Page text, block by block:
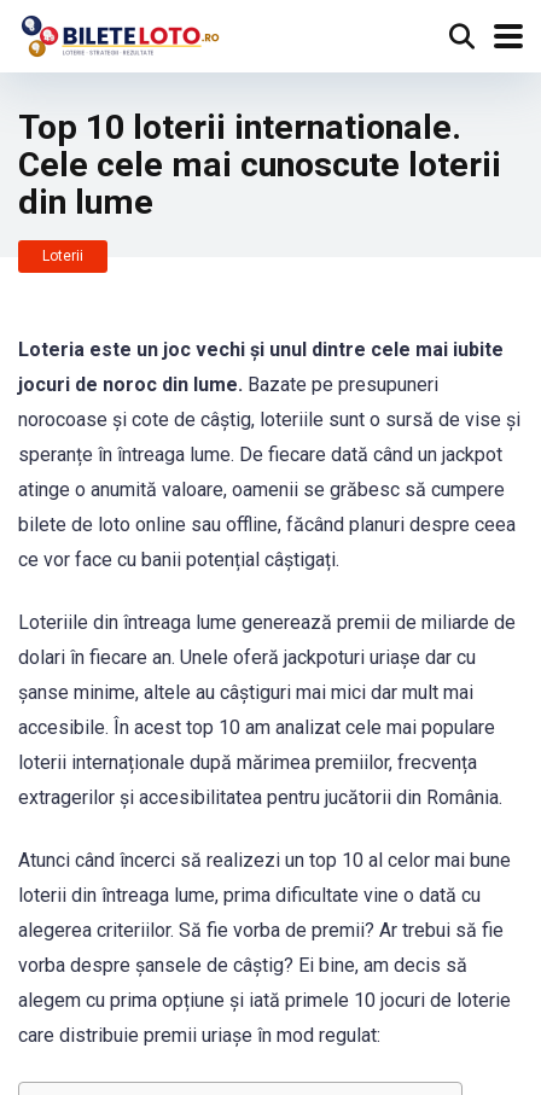
Top 10 loterii internationale.
Cele cele mai cunoscute loterii
din lume
Loterii
Loteria este un joc vechi și unul dintre cele mai iubite
jocuri de noroc din lume. Bazate pe presupuneri
norocoase și cote de câștig, loteriile sunt o sursă de vise și
speranțe în întreaga lume. De fiecare dată când un jackpot
atinge o anumită valoare, oamenii se grăbesc să cumpere
bilete de loto online sau offline, făcând planuri despre ceea
ce vor face cu banii potențial câștigați.
Loteriile din întreaga lume generează premii de miliarde de
dolari în fiecare an. Unele oferă jackpoturi uriașe dar cu
șanse minime, altele au câștiguri mai mici dar mult mai
accesibile. În acest top 10 am analizat cele mai populare
loterii internaționale după mărimea premiilor, frecvența
extragerilor și accesibilitatea pentru jucătorii din România.
Atunci când încerci să realizezi un top 10 al celor mai bune
loterii din întreaga lume, prima dificultate vine o dată cu
alegerea criteriilor. Să fie vorba de premii? Ar trebui să fie
vorba despre șansele de câștig? Ei bine, am decis să
alegem cu prima opțiune și iată primele 10 jocuri de loterie
care distribuie premii uriașe în mod regulat: